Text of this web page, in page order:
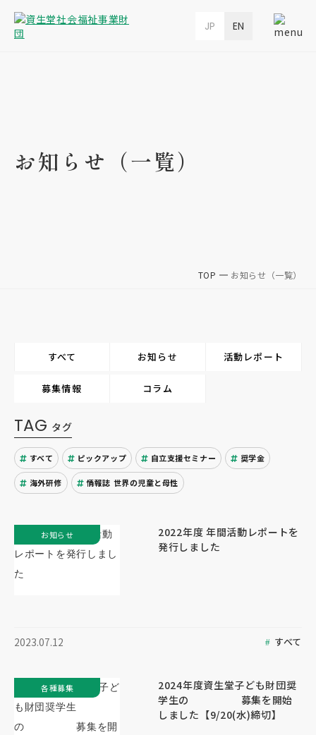
JP EN
お知らせ（一覧）
TOP お知らせ（一覧）
すべて お知らせ 活動レポート
募集情報 コラム
TAG タグ
すべて ピックアップ 自立支援セミナー 奨学金
海外研修 情報誌 世界の児童と母性
2022年度 年間活動レポートを
発行しました
2023.07.12 すべて
お知らせ
2024年度資生堂子ども財団奨
学生の 募集を開始
しました【9/20(水)締切】
各種募集